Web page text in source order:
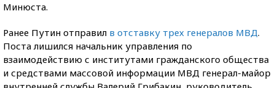
Минюста.
Ранее Путин отправил в отставку трех генералов МВД.
Поста лишился начальник управления по
взаимодействию с институтами гражданского общества
и средствами массовой информации МВД генерал-майор